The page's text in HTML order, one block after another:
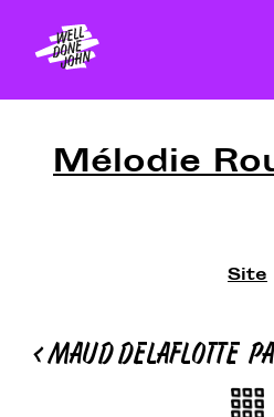
content
Mélodie
Site
Navigation
<MAUD DELAFLOTTE